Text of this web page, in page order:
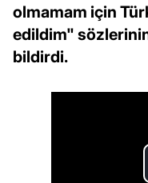
olmamam için
edildim" sözlerinin
bildirdi.